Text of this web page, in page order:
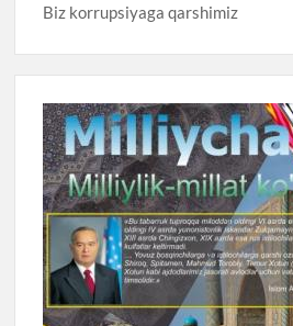
Biz korrupsiyaga qarshimiz